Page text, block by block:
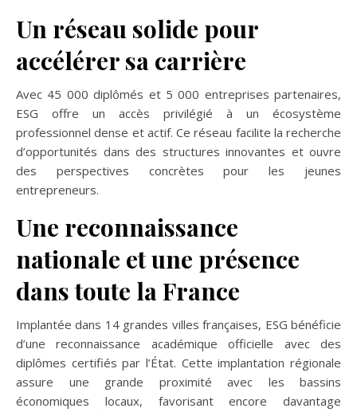
Un réseau solide pour
accélérer sa carrière
Avec 45 000 diplômés et 5 000 entreprises partenaires,
ESG offre un accès privilégié à un écosystème
professionnel dense et actif. Ce réseau facilite la recherche
d’opportunités dans des structures innovantes et ouvre
des perspectives concrètes pour les jeunes
entrepreneurs.
Une reconnaissance
nationale et une présence
dans toute la France
Implantée dans 14 grandes villes françaises, ESG bénéficie
d’une reconnaissance académique officielle avec des
diplômes certifiés par l’État. Cette implantation régionale
assure une grande proximité avec les bassins
économiques locaux, favorisant encore davantage